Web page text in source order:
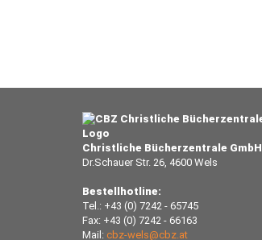
Christliche Bücherzentrale GmbH
Dr.Schauer Str. 26, 4600 Wels
Bestellhotline:
Tel.: +43 (0) 7242 - 65745
Fax: +43 (0) 7242 - 66163
Mail: cbz-wels@cbz.at